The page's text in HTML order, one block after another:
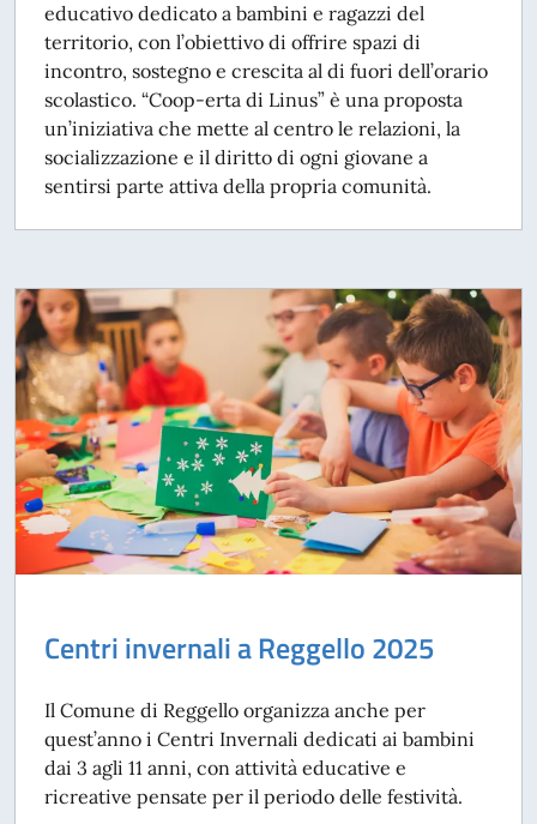
educativo dedicato a bambini e ragazzi del
territorio, con l’obiettivo di offrire spazi di
incontro, sostegno e crescita al di fuori dell’orario
scolastico. “Coop-erta di Linus” è una proposta
un’iniziativa che mette al centro le relazioni, la
socializzazione e il diritto di ogni giovane a
sentirsi parte attiva della propria comunità.
Centri invernali a Reggello 2025
Il Comune di Reggello organizza anche per
quest’anno i Centri Invernali dedicati ai bambini
dai 3 agli 11 anni, con attività educative e
ricreative pensate per il periodo delle festività.